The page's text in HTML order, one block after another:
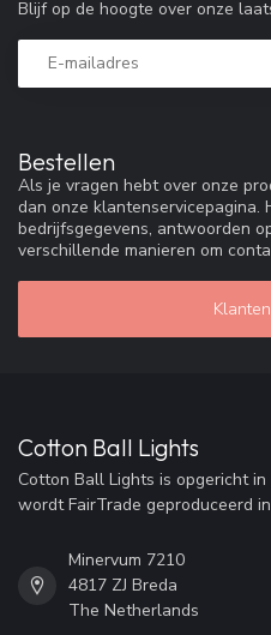
Bestellen
Als je vragen hebt over onze
dan onze klantenservicepagina.
bedrijfsgegevens, antwoorden
verschillende manieren om
Blijf op de hoogte over onze
Cotton Ball Lights
Cotton Ball Lights is opgericht
wordt FairTrade geproduceerd
Minervum 7210
4817 ZJ Breda
The Netherlands